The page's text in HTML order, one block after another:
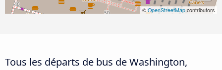
©OpenStreetMap contributors
Tous les départs de bus de Washington,